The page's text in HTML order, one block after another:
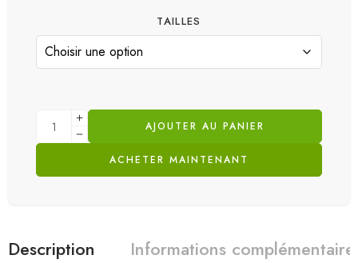
TAILLES
AJOUTER AU PANIER
ACHETER MAINTENANT
Description Informations